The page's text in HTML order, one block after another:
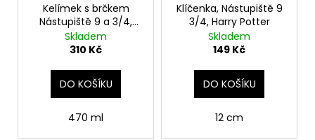
Kelímek s brčkem
Nástupiště 9 a 3/4,
Harry Potter
Skladem
310 Kč
DO KOŠÍKU
470 ml
Klíčenka, Nástupiště 9
3/4, Harry Potter
Skladem
149 Kč
DO KOŠÍKU
12 cm